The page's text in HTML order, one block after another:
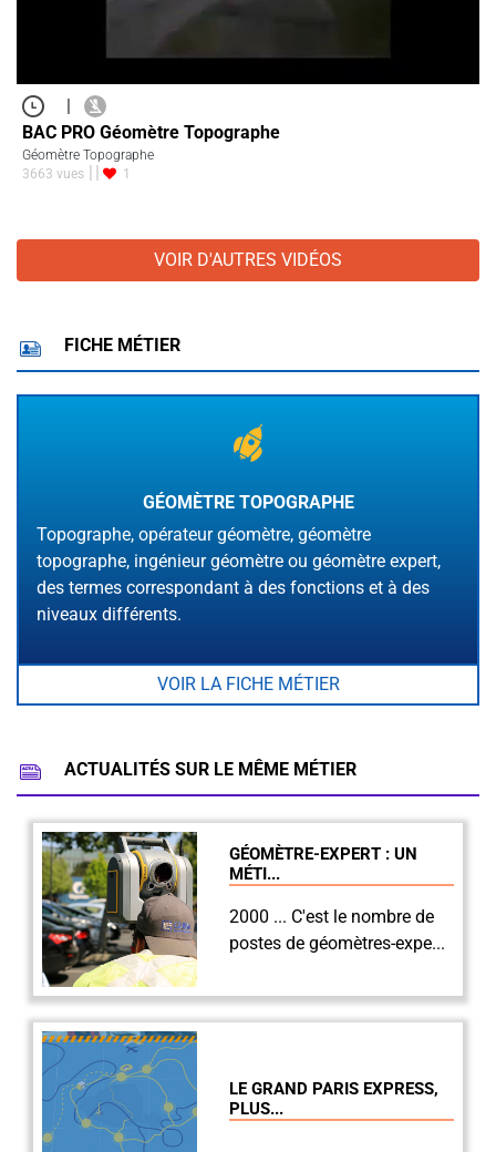
|
BAC PRO Géomètre Topographe
Géomètre Topographe
3663 vues
1
VOIR D'AUTRES VIDÉOS
FICHE MÉTIER
GÉOMÈTRE TOPOGRAPHE
Topographe, opérateur géomètre, géomètre
topographe, ingénieur géomètre ou géomètre expert,
des termes correspondant à des fonctions et à des
niveaux différents.
VOIR LA FICHE MÉTIER
ACTUALITÉS SUR LE MÊME MÉTIER
GÉOMÈTRE-EXPERT : UN
MÉTI...
2000 ... C'est le nombre de
postes de géomètres-expe...
LE GRAND PARIS EXPRESS,
PLUS...